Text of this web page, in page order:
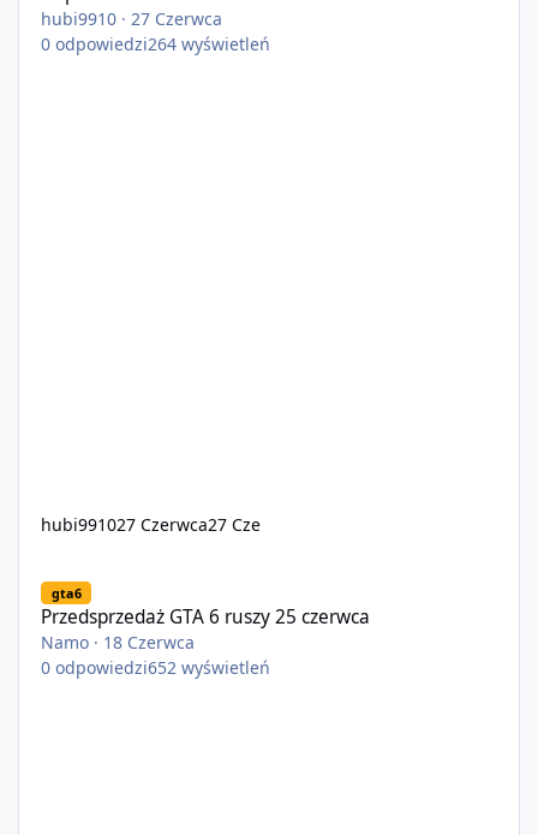
hubi9910 ·27 Czerwca
0 odpowiedzi264 wyświetleń
hubi991027 Czerwca27 Cze
gta6
Przedsprzedaż GTA 6 ruszy 25 czerwca
Namo · 18 Czerwca
0 odpowiedzi652 wyświetleń